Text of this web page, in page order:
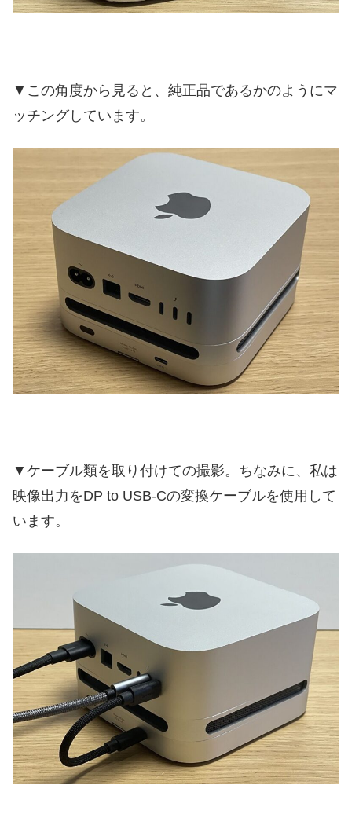
▼この角度から見ると、純正品であるかのようにマ
ッチングしています。
▼ケーブル類を取り付けての撮影。ちなみに、私は
映像出力をDP to USB-Cの変換ケーブルを使用して
います。